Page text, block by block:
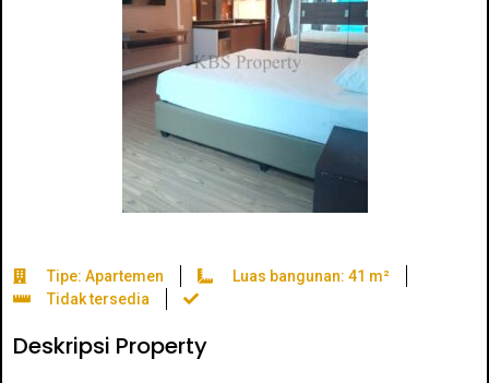
Tipe: Apartemen
Luas bangunan: 41 m²
Tidak tersedia
Deskripsi Property